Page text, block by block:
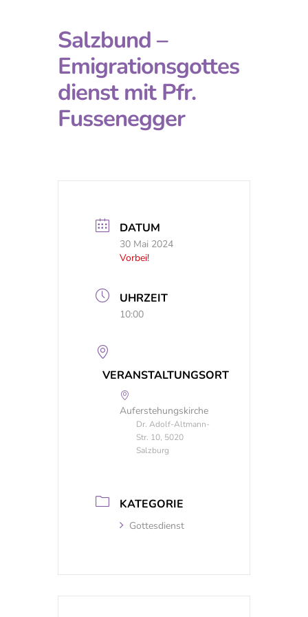
Salzbund –
Emigrationsgottes
dienst mit Pfr.
Fussenegger
DATUM
30 Mai 2024
Vorbei!
UHRZEIT
10:00
VERANSTALTUNGSORT
Auferstehungskirche
Dr. Adolf-Altmann-
Str. 10, 5020
Salzburg
KATEGORIE
Gottesdienst